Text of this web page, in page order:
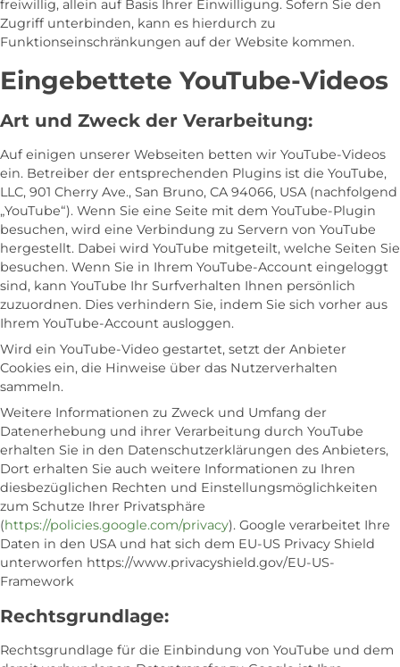
freiwillig, allein auf Basis Ihrer Einwilligung. Sofern Sie den
Zugriff unterbinden, kann es hierdurch zu
Funktionseinschränkungen auf der Website kommen.
Eingebettete YouTube-Videos
Art und Zweck der Verarbeitung:
Auf einigen unserer Webseiten betten wir YouTube-Videos
ein. Betreiber der entsprechenden Plugins ist die YouTube,
LLC, 901 Cherry Ave., San Bruno, CA 94066, USA (nachfolgend
„YouTube“). Wenn Sie eine Seite mit dem YouTube-Plugin
besuchen, wird eine Verbindung zu Servern von YouTube
hergestellt. Dabei wird YouTube mitgeteilt, welche Seiten Sie
besuchen. Wenn Sie in Ihrem YouTube-Account eingeloggt
sind, kann YouTube Ihr Surfverhalten Ihnen persönlich
zuzuordnen. Dies verhindern Sie, indem Sie sich vorher aus
Ihrem YouTube-Account ausloggen.
Wird ein YouTube-Video gestartet, setzt der Anbieter
Cookies ein, die Hinweise über das Nutzerverhalten
sammeln.
Weitere Informationen zu Zweck und Umfang der
Datenerhebung und ihrer Verarbeitung durch YouTube
erhalten Sie in den Datenschutzerklärungen des Anbieters,
Dort erhalten Sie auch weitere Informationen zu Ihren
diesbezüglichen Rechten und Einstellungsmöglichkeiten
zum Schutze Ihrer Privatsphäre
(https://policies.google.com/privacy). Google verarbeitet Ihre
Daten in den USA und hat sich dem EU-US Privacy Shield
unterworfen https://www.privacyshield.gov/EU-US-
Framework
Rechtsgrundlage:
Rechtsgrundlage für die Einbindung von YouTube und dem